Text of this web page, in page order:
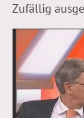
Zufällig